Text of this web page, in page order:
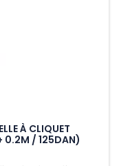
À CLIQUET
0.2M / 125DAN)